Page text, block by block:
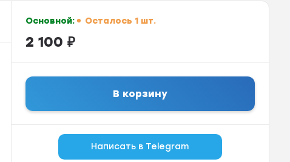
Основной: Осталось 1 шт.
2 100 ₽
В корзину
Написать в Telegram